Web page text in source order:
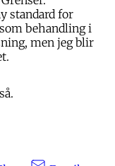
standard for
behandling i
men jeg blir